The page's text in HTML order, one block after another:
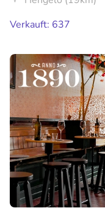
Verkauft: 637